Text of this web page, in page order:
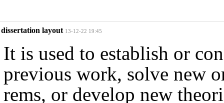
dissertation layout 13-12-22 19:45
It is used to establish or
previous work, solve new
rems, or develop new